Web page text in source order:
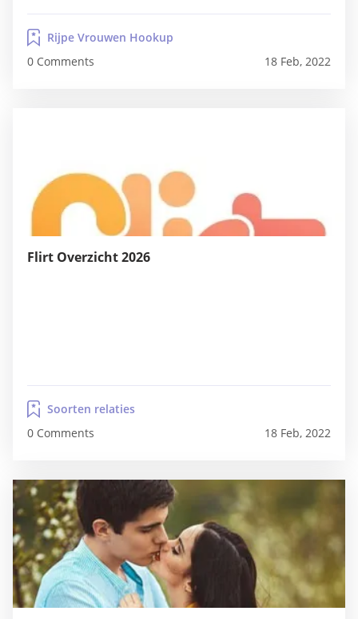
Hoewel de meeste gebruikers op de site mensen
zijn die ouder zijn dan 40, kunnen jongere
gebruikers...
Rijpe Vrouwen Hookup
0 Comments
18 Feb, 2022
Flirt Overzicht 2026
Soorten relaties
0 Comments
18 Feb, 2022